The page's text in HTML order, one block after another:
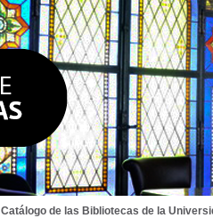
Catálogo de las Bibliotecas de la